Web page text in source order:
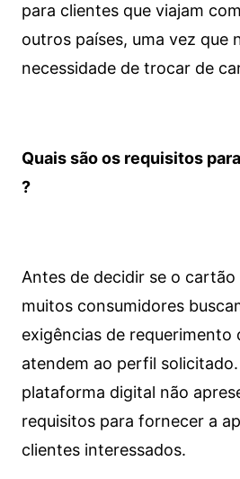
para clientes que viajam
outros países, uma vez que
necessidade de trocar de
Quais são os requisitos
?
Antes de decidir se o cartão
muitos consumidores
exigências de requerimento
atendem ao perfil
plataforma digital não
requisitos para fornecer a
clientes interessados.